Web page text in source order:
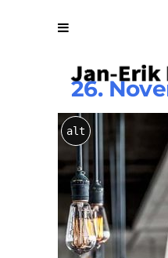
26.
alt